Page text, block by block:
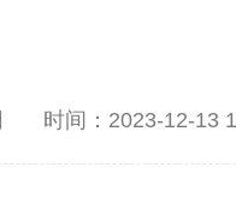
时间：2023-12-13